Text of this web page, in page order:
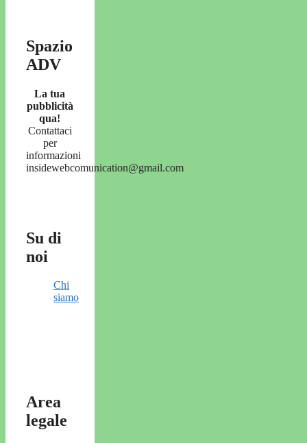
Spazio
ADV
La tua
pubblicità
qua!
Contattaci
per
informazioni
insidewebcomunication@gmail.com
Su di
noi
Chi
siamo
Area
legale